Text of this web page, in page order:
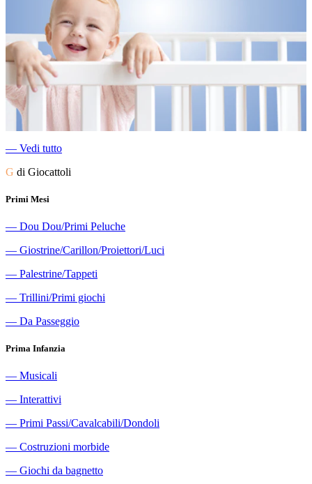
― Vedi tutto
G di Giocattoli
Primi Mesi
― Dou Dou/Primi Peluche
― Giostrine/Carillon/Proiettori/Luci
― Palestrine/Tappeti
― Trillini/Primi giochi
― Da Passeggio
Prima Infanzia
― Musicali
― Interattivi
― Primi Passi/Cavalcabili/Dondoli
― Costruzioni morbide
― Giochi da bagnetto